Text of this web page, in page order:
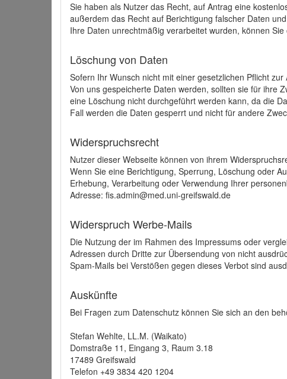
Sie haben als Nutzer das Recht, auf Antrag eine
außerdem das Recht auf Berichtigung falscher Daten
Ihre Daten unrechtmäßig verarbeitet wurden, können
Löschung von Daten
Sofern Ihr Wunsch nicht mit einer gesetzlichen Pflicht
Von uns gespeicherte Daten werden, sollten sie für ihre
eine Löschung nicht durchgeführt werden kann, da die
Fall werden die Daten gesperrt und nicht für andere
Widerspruchsrecht
Nutzer dieser Webseite können von ihrem
Wenn Sie eine Berichtigung, Sperrung, Löschung oder
Erhebung, Verarbeitung oder Verwendung Ihrer
Adresse: fis.admin@med.uni-greifswald.de
Widerspruch Werbe-Mails
Die Nutzung der im Rahmen des Impressums oder
Adressen durch Dritte zur Übersendung von nicht
Spam-Mails bei Verstößen gegen dieses Verbot sind
Auskünfte
Bei Fragen zum Datenschutz können Sie sich an den
Stefan Wehlte, LL.M. (Waikato)
Domstraße 11, Eingang 3, Raum 3.18
17489 Greifswald
Telefon +49 3834 420 1204